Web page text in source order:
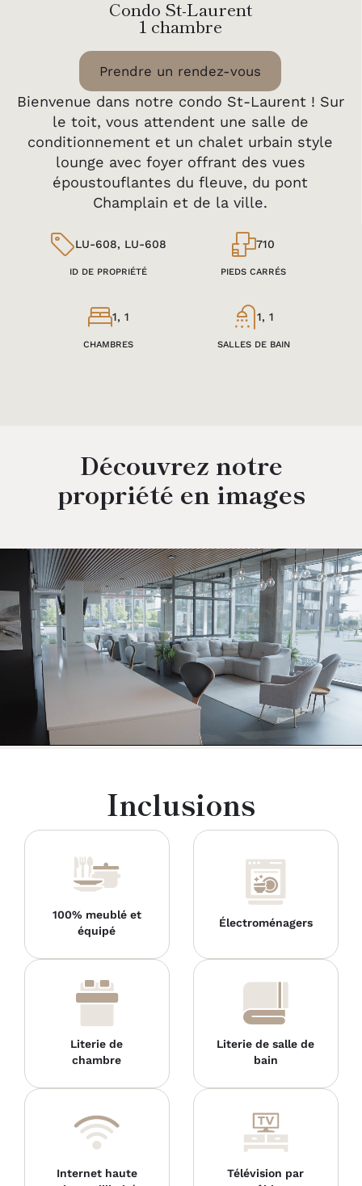
Condo St-Laurent
1 chambre
Prendre un rendez-vous
Bienvenue dans notre condo St-Laurent ! Sur
le toit, vous attendent une salle de
conditionnement et un chalet urbain style
lounge avec foyer offrant des vues
époustouflantes du fleuve, du pont
Champlain et de la ville.
LU-608, LU-608
ID DE PROPRIÉTÉ
710
PIEDS CARRÉS
1, 1
CHAMBRES
1, 1
SALLES DE BAIN
Découvrez notre
propriété en images
Inclusions
100% meublé et
équipé
Électroménagers
Literie de
chambre
Literie de salle de
bain
Internet haute
Télévision par